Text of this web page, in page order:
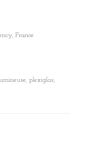
France
plexiglas,